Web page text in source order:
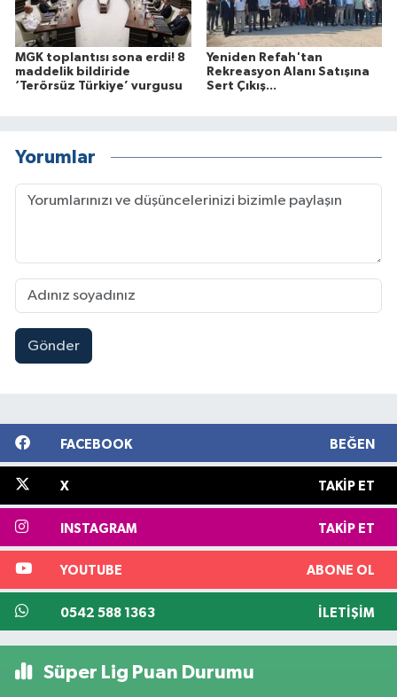
MGK toplantısı sona erdi! 8
maddelik bildiride
‘Terörsüz Türkiye’ vurgusu
Yeniden Refah'tan
Rekreasyon Alanı Satışına
Sert Çıkış...
Yorumlar
Gönder
FACEBOOK BEĞEN
X TAKIP ET
INSTAGRAM TAKIP ET
YOUTUBE ABONE OL
0542 588 1363 İLETIŞIM
Süper Lig Puan Durumu